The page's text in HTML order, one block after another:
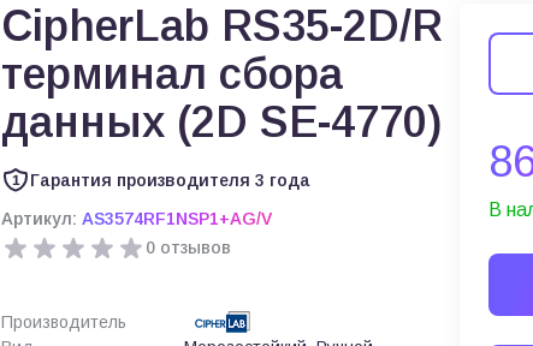
CipherLab RS35-2D/R
терминал сбора
данных (2D SE-4770)
Гарантия производителя 3 года
Артикул: AS3574RF1NSP1+AG/V
0 отзывов
Производитель
В